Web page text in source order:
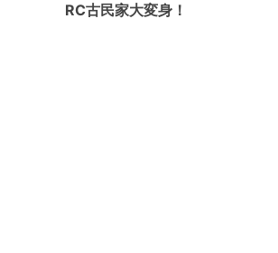
RC古民家大変身！